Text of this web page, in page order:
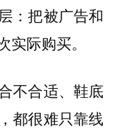
：把被广告和
际购买。
不合适、鞋底
都很难只靠线